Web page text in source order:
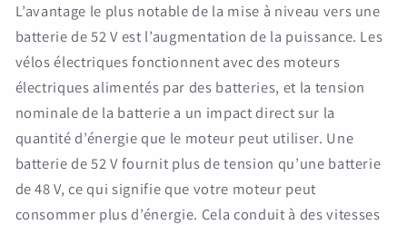
L’avantage le plus notable de la mise à niveau vers une
batterie de 52 V est l’augmentation de la puissance. Les
vélos électriques fonctionnent avec des moteurs
électriques alimentés par des batteries, et la tension
nominale de la batterie a un impact direct sur la
quantité d’énergie que le moteur peut utiliser. Une
batterie de 52 V fournit plus de tension qu’une batterie
de 48 V, ce qui signifie que votre moteur peut
consommer plus d’énergie. Cela conduit à des vitesses